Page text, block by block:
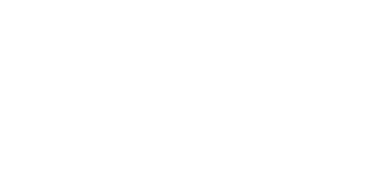
szakirányú továbbképzési szak hallgatóinak
és tolmács szakirányú továbbképzési szak hallgatóinak
továbbképzési szak hallgatóinak
szak hallgatóinak